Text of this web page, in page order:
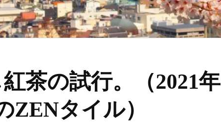
茶の試行。（2021年
ZENタイル）